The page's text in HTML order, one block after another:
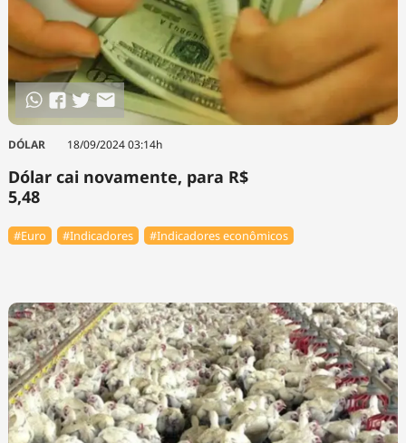
DÓLAR 18/09/2024 03:14h
Dólar cai novamente, para R$
5,48
#Euro #Indicadores #Indicadores econômicos